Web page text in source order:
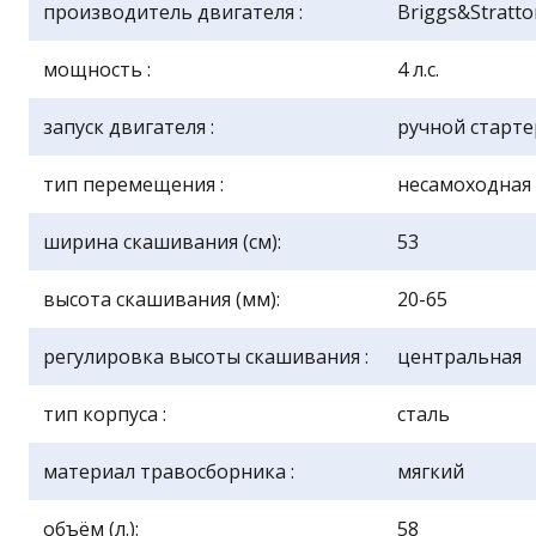
производитель двигателя :
мощность : 4 л.с.
запуск двигателя : ручной
тип перемещения : несамоходная
ширина скашивания (см): 53
высота скашивания (мм): 20-65
регулировка высоты скашивания : центральная
тип корпуса : сталь
материал травосборника : мягкий
объём (л.): 58